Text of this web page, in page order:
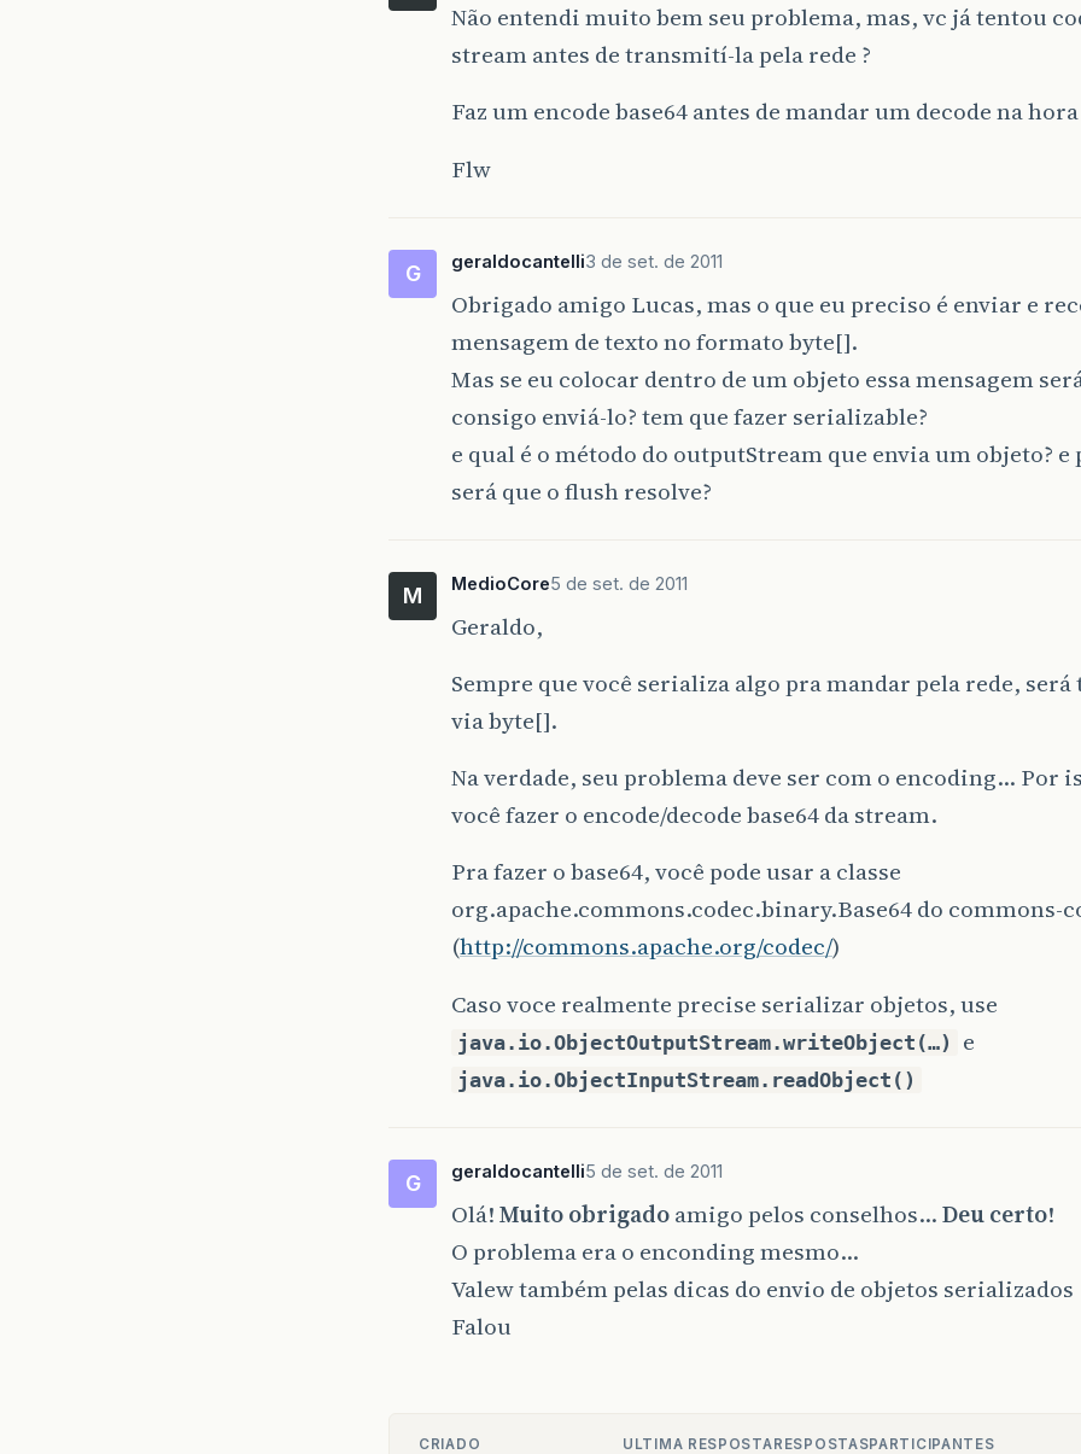
Não entendi muito bem seu problema, mas, vc já tentou
stream antes de transmití-la pela rede ?
Faz um encode base64 antes de mandar um decode na
Flw
G geraldocantelli3 de set. de 2011
Obrigado amigo Lucas, mas o que eu preciso é enviar e
mensagem de texto no formato byte[].
Mas se eu colocar dentro de um objeto essa mensagem
consigo enviá-lo? tem que fazer serializable?
e qual é o método do outputStream que envia um objeto? e
será que o flush resolve?
M MedioCore5 de set. de 2011
Geraldo,
Sempre que você serializa algo pra mandar pela rede,
via byte[].
Na verdade, seu problema deve ser com o encoding… Por
você fazer o encode/decode base64 da stream.
Pra fazer o base64, você pode usar a classe
org.apache.commons.codec.binary.Base64 do commons-
(http://commons.apache.org/codec/)
Caso voce realmente precise serializar objetos, use
java.io.ObjectOutputStream.writeObject(…) e
java.io.ObjectInputStream.readObject()
G geraldocantelli5 de set. de 2011
Olá!Muito obrigadoamigo pelos conselhos…Deu certo!
O problema era o enconding mesmo…
Valew também pelas dicas do envio de objetos serializados
Falou
CRIADO ULTIMA RESPOSTARESPOSTASPARTICIPANTES